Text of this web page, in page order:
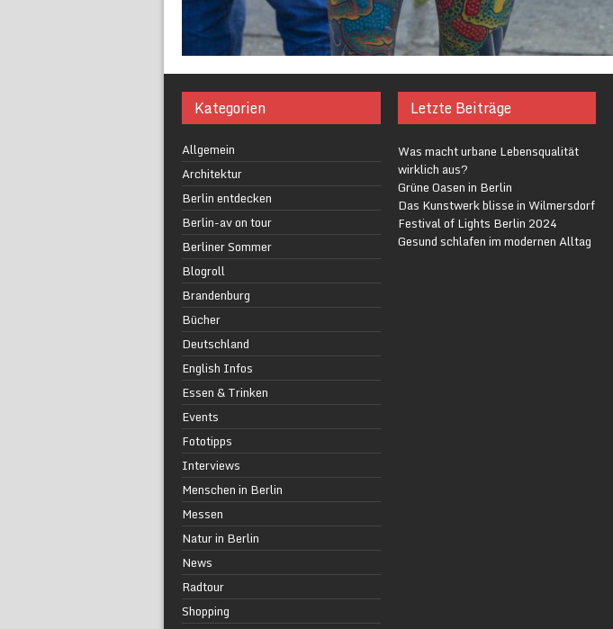
Kategorien
Allgemein
Architektur
Berlin entdecken
Berlin-av on tour
Berliner Sommer
Blogroll
Brandenburg
Bücher
Deutschland
English Infos
Essen & Trinken
Events
Fototipps
Interviews
Menschen in Berlin
Messen
Natur in Berlin
News
Radtour
Shopping
Letzte Beiträge
Was macht urbane Lebensqualität
wirklich aus?
Grüne Oasen in Berlin
Das Kunstwerk blisse in Wilmersdorf
Festival of Lights Berlin 2024
Gesund schlafen im modernen Alltag